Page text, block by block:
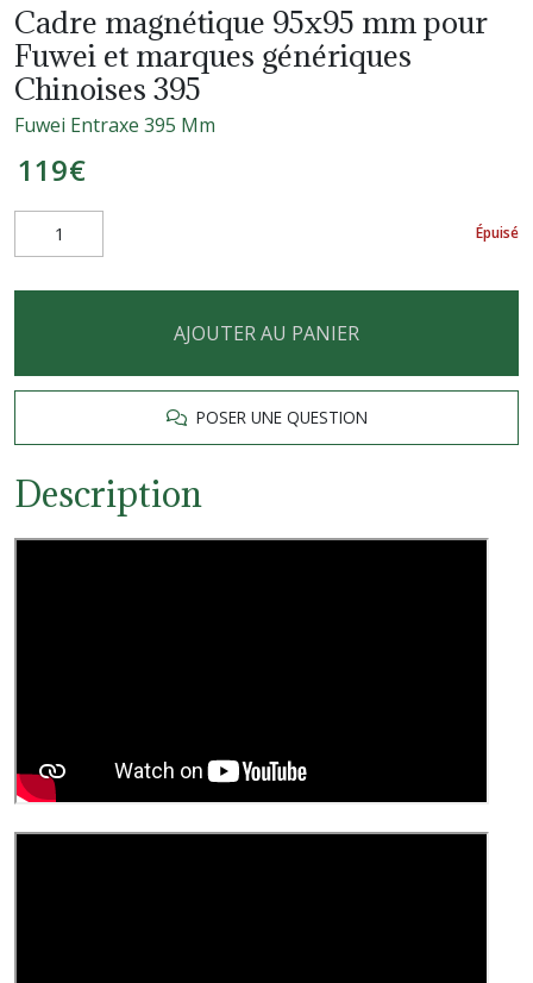
Cadre magnétique 95x95 mm pour
Fuwei et marques génériques
Chinoises 395
Fuwei Entraxe 395 Mm
119€
Épuisé
AJOUTER AU PANIER
POSER UNE QUESTION
Description